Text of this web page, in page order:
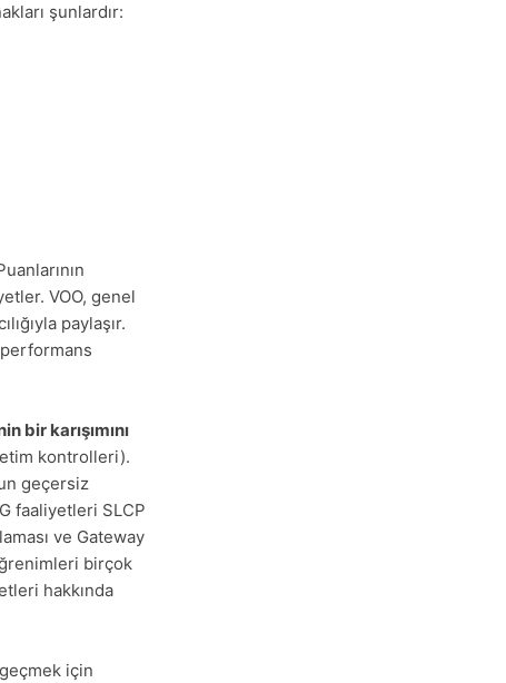
şunlardır:
VOO, genel
paylaşır.
bir karışımını
kontrolleri).
geçersiz
faaliyetleri SLCP
ve Gateway
birçok
hakkında
için